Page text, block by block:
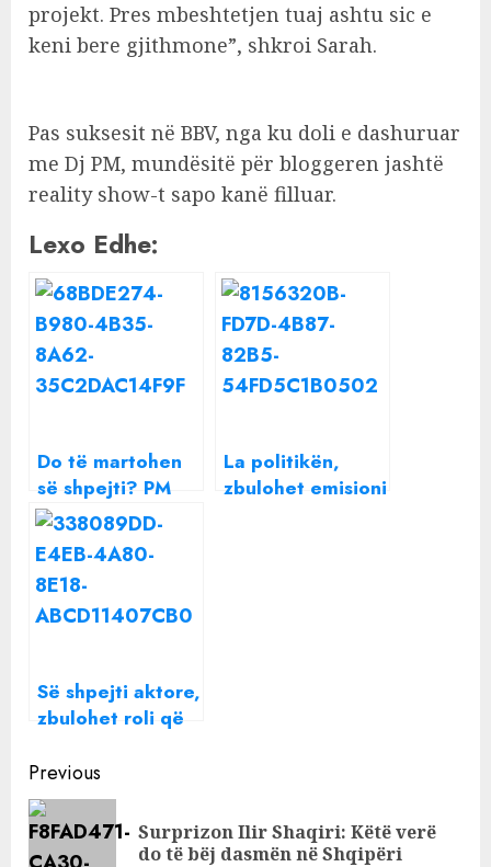
projekt. Pres mbeshtetjen tuaj ashtu sic e
keni bere gjithmone”, shkroi Sarah.
Pas suksesit në BBV, nga ku doli e dashuruar
me Dj PM, mundësitë për bloggeren jashtë
reality show-t sapo kanë filluar.
Lexo Edhe:
Do të martohen
së shpejti? PM
dhe Sarah japin
përgjigjen e
shumëpritur
La politikën,
zbulohet emisioni
Së shpejti aktore,
zbulohet roli që
Arbana Osmani
Continue
Reading
Previous
Surprizon Ilir Shaqiri: Këtë verë
do të bëj dasmën në Shqipëri